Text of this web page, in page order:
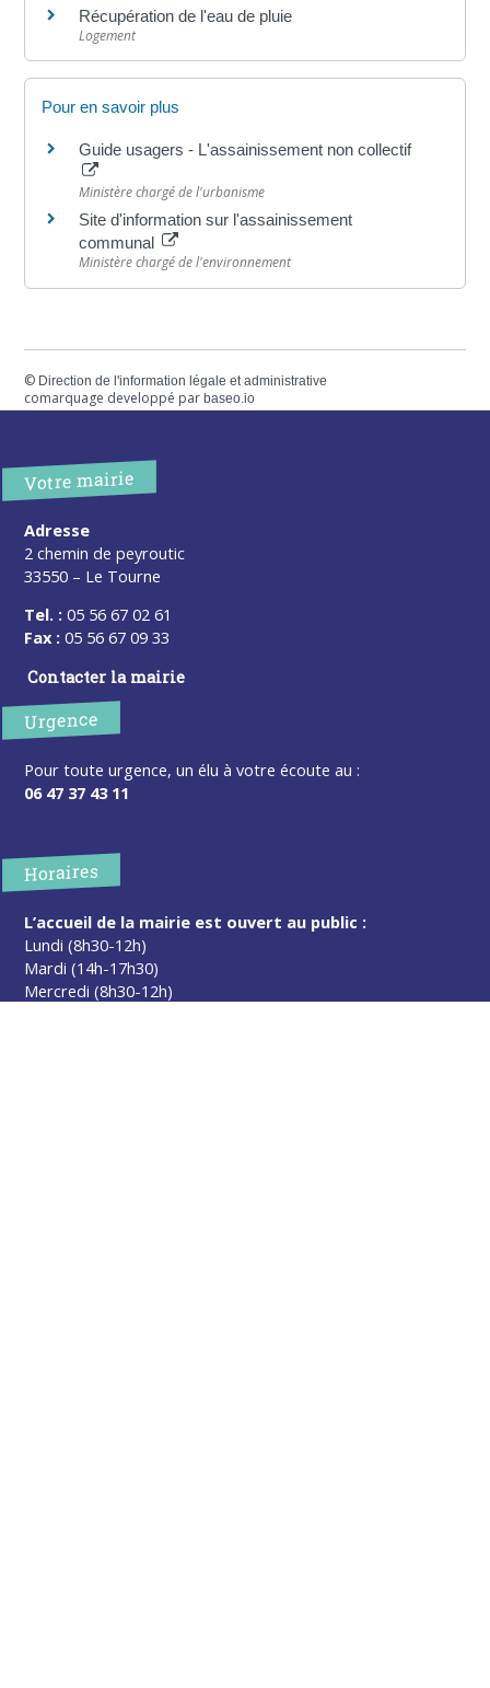
Récupération de l'eau de pluie
Logement
Pour en savoir plus
Guide usagers - L'assainissement non collectif
Ministère chargé de l'urbanisme
Site d'information sur l'assainissement
communal
Ministère chargé de l'environnement
© Direction de l'information légale et administrative
comarquage developpé parbaseo.io
Votre mairie
Adresse
2 chemin de peyroutic
33550 – Le Tourne
Tel. : 05 56 67 02 61
Fax : 05 56 67 09 33
Contacter la mairie
Urgence
Pour toute urgence, un élu à votre écoute au :
06 47 37 43 11
Horaires
L’accueil de la mairie est ouvert au public :
Lundi (8h30-12h)
Mardi (14h-17h30)
Mercredi (8h30-12h)